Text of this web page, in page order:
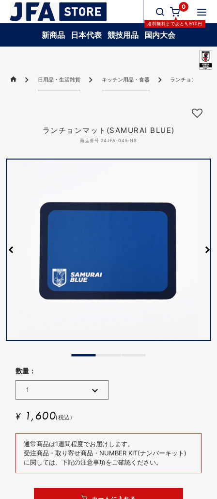
0
送料無料まであと 5,500円
新商品 日本代表 競技用品 国内大会
日用品・生活雑貨 キッチン用品・食器 ランチョンマット
ランチョンマット(SAMURAI BLUE)
商品番号 24JFA-045-NS
数量 :
¥ 1,600(税込)
通常商品は1週間程度でお届けします。
受注商品・取り寄せ商品・NUMBER KIT(ナンバーキット)
に関しては、下記の注意事項をご確認ください。